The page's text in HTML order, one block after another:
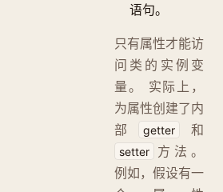
语句。
只有属性才能访
问类的实例变
量。 实际上，
为属性创建了内
部
getter 和
setter
方法。
例如，假设有一